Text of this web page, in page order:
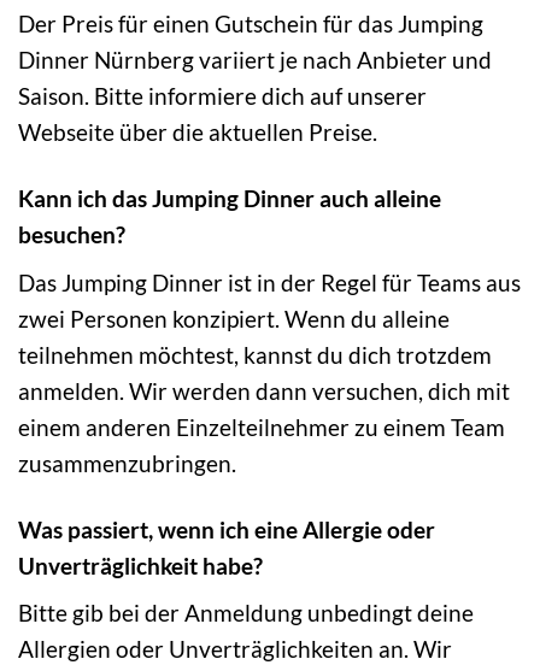
Der Preis für einen Gutschein für das Jumping
Dinner Nürnberg variiert je nach Anbieter und
Saison. Bitte informiere dich auf unserer
Webseite über die aktuellen Preise.
Kann ich das Jumping Dinner auch alleine
besuchen?
Das Jumping Dinner ist in der Regel für Teams aus
zwei Personen konzipiert. Wenn du alleine
teilnehmen möchtest, kannst du dich trotzdem
anmelden. Wir werden dann versuchen, dich mit
einem anderen Einzelteilnehmer zu einem Team
zusammenzubringen.
Was passiert, wenn ich eine Allergie oder
Unverträglichkeit habe?
Bitte gib bei der Anmeldung unbedingt deine
Allergien oder Unverträglichkeiten an. Wir